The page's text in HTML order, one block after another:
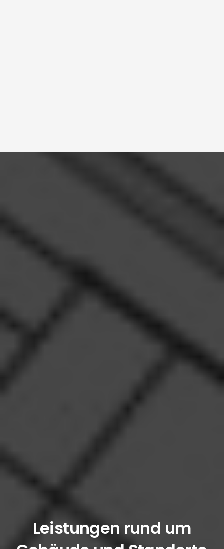
Leistungen rund um